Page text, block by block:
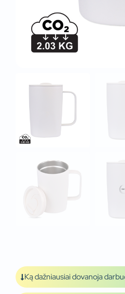
Ką dažniausiai dovanoja